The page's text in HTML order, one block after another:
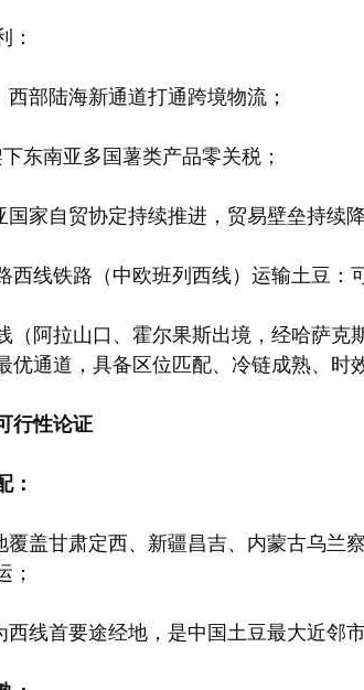
：
西部陆海新通道打通跨境物流；
下东南亚多国薯类产品零关税；
国家自贸协定持续推进，贸易壁垒持续
西线铁路（中欧班列西线）运输土豆：
（阿拉山口、霍尔果斯出境，经哈萨
优通道，具备区位匹配、冷链成熟、时
行性论证
：
覆盖甘肃定西、新疆昌吉、内蒙古乌兰
；
西线首要途经地，是中国土豆最大近邻